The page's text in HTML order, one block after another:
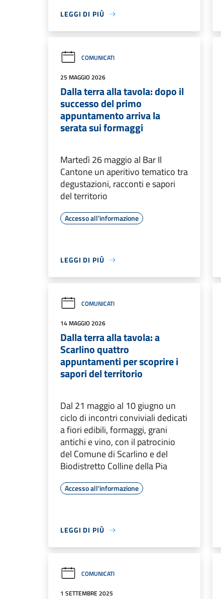
LEGGI DI PIÙ
COMUNICATI
25 MAGGIO 2026
Dalla terra alla tavola: dopo il
successo del primo
appuntamento arriva la
serata sui formaggi
Martedì 26 maggio al Bar Il
Cantone un aperitivo tematico tra
degustazioni, racconti e sapori
del territorio
Accesso all'informazione
LEGGI DI PIÙ
COMUNICATI
14 MAGGIO 2026
Dalla terra alla tavola: a
Scarlino quattro
appuntamenti per scoprire i
sapori del territorio
Dal 21 maggio al 10 giugno un
ciclo di incontri conviviali dedicati
a fiori edibili, formaggi, grani
antichi e vino, con il patrocinio
del Comune di Scarlino e del
Biodistretto Colline della Pia
Accesso all'informazione
LEGGI DI PIÙ
COMUNICATI
1 SETTEMBRE 2025